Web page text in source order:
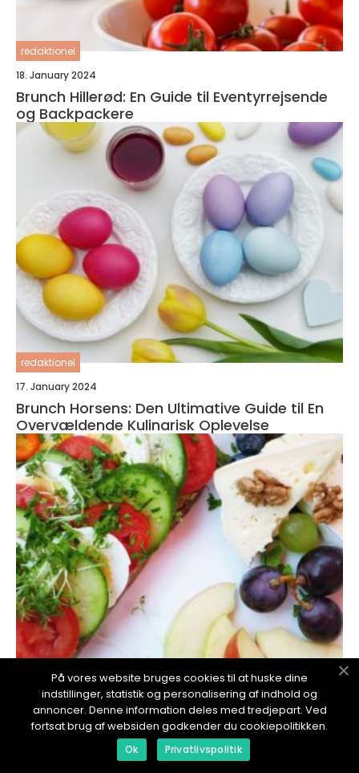
redaktionel
18. January 2024
Brunch Hillerød: En Guide til Eventyrrejsende
og Backpackere
redaktionel
17. January 2024
Brunch Horsens: Den Ultimative Guide til En
Overvældende Kulinarisk Oplevelse
redaktionel
17. January 2024
Brunch Takeaway: A Deliciously Convenient
Choice for Eventyrrejsende and Backpackers
På vores website bruges cookies til at huske dine
indstillinger, statistik og personalisering af indhold og
annoncer. Denne information deles med tredjepart. Ved
fortsat brug af websiden godkender du cookiepolitikken.
Ok Privatlivspolitik